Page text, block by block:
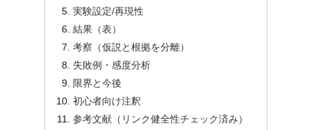
実験設定/再現性
結果（表）
考察（仮説と根拠を分離）
失敗例・感度分析
限界と今後
初心者向け注釈
参考文献（リンク健全性チェック済み）